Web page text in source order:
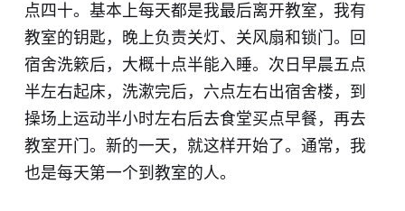
点四十。基本上每天都是我最后离开教室，我有
教室的钥匙，晚上负责关灯、关风扇和锁门。回
宿舍洗簌后，大概十点半能入睡。次日早晨五点
半左右起床，洗漱完后，六点左右出宿舍楼，到
操场上运动半小时左右后去食堂买点早餐，再去
教室开门。新的一天，就这样开始了。通常，我
也是每天第一个到教室的人。